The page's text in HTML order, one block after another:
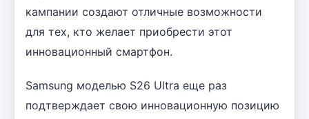
кампании создают отличные возможности
для тех, кто желает приобрести этот
инновационный смартфон.
Samsung моделью S26 Ultra еще раз
подтверждает свою инновационную позицию